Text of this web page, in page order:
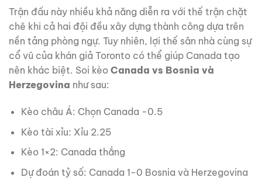
Trận đấu này nhiều khả năng diễn ra với thế trận chặt
chẽ khi cả hai đội đều xây dựng thành công dựa trên
nền tảng phòng ngự. Tuy nhiên, lợi thế sân nhà cùng sự
cổ vũ của khán giả Toronto có thể giúp Canada tạo
nên khác biệt. Soi kèo Canada vs Bosnia và
Herzegovina như sau:
Kèo châu Á: Chọn Canada -0.5
Kèo tài xỉu: Xỉu 2.25
Kèo 1×2: Canada thắng
Dự đoán tỷ số: Canada 1-0 Bosnia và Herzegovina